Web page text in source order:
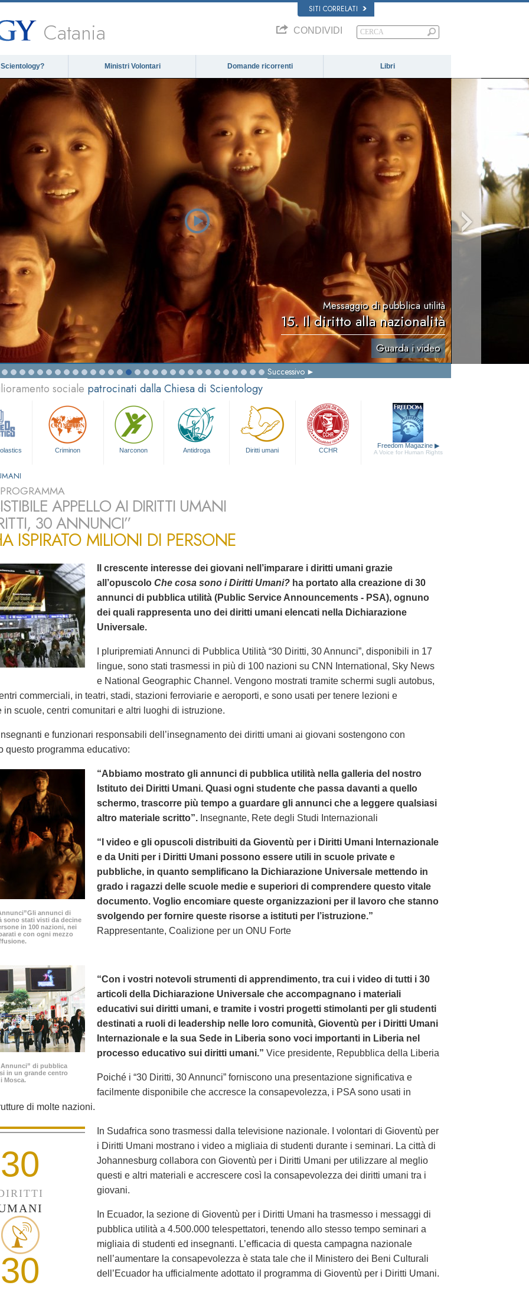
SITI CORRELATI
Catania CONDIVIDI
Scientology? Ministri Volontari Domande ricorrenti Libri
Messaggio di pubblica utilità
15. Il diritto alla nazionalità
Guarda i video
Successivo
sociale patrocinati dalla Chiesa di Scientology
Criminon Narconon Antidroga Diritti umani CCHR
Freedom Magazine ▶
A Voice for Human Rights
APPELLO AI DIRITTI UMANI
30 ANNUNCI”
ISPIRATO MILIONI DI PERSONE
Il crescente interesse dei giovani nell’imparare i diritti umani grazie
all’opuscolo Che cosa sono i Diritti Umani? ha portato alla creazione di 30
annunci di pubblica utilità (Public Service Announcements - PSA), ognuno
dei quali rappresenta uno dei diritti umani elencati nella Dichiarazione
Universale.
I pluripremiati Annunci di Pubblica Utilità “30 Diritti, 30 Annunci”, disponibili in 17
lingue, sono stati trasmessi in più di 100 nazioni su CNN International, Sky News
e National Geographic Channel. Vengono mostrati tramite schermi sugli autobus,
commerciali, in teatri, stadi, stazioni ferroviarie e aeroporti, e sono usati per tenere lezioni e
in scuole, centri comunitari e altri luoghi di istruzione.
e funzionari responsabili dell’insegnamento dei diritti umani ai giovani sostengono con
questo programma educativo:
annunci di
sono stati visti da decine
in 100 nazioni, nei
e con ogni mezzo
“Abbiamo mostrato gli annunci di pubblica utilità nella galleria del nostro
Istituto dei Diritti Umani. Quasi ogni studente che passa davanti a quello
schermo, trascorre più tempo a guardare gli annunci che a leggere qualsiasi
altro materiale scritto”. Insegnante, Rete degli Studi Internazionali
“I video e gli opuscoli distribuiti da Gioventù per i Diritti Umani Internazionale
e da Uniti per i Diritti Umani possono essere utili in scuole private e
pubbliche, in quanto semplificano la Dichiarazione Universale mettendo in
grado i ragazzi delle scuole medie e superiori di comprendere questo vitale
documento. Voglio encomiare queste organizzazioni per il lavoro che stanno
svolgendo per fornire queste risorse a istituti per l’istruzione.”
Rappresentante, Coalizione per un ONU Forte
Annunci” di pubblica
in un grande centro
Mosca.
“Con i vostri notevoli strumenti di apprendimento, tra cui i video di tutti i 30
articoli della Dichiarazione Universale che accompagnano i materiali
educativi sui diritti umani, e tramite i vostri progetti stimolanti per gli studenti
destinati a ruoli di leadership nelle loro comunità, Gioventù per i Diritti Umani
Internazionale e la sua Sede in Liberia sono voci importanti in Liberia nel
processo educativo sui diritti umani.” Vice presidente, Repubblica della Liberia
Poiché i “30 Diritti, 30 Annunci” forniscono una presentazione significativa e
facilmente disponibile che accresce la consapevolezza, i PSA sono usati in
di molte nazioni.
30
30
In Sudafrica sono trasmessi dalla televisione nazionale. I volontari di Gioventù per
i Diritti Umani mostrano i video a migliaia di studenti durante i seminari. La città di
Johannesburg collabora con Gioventù per i Diritti Umani per utilizzare al meglio
questi e altri materiali e accrescere così la consapevolezza dei diritti umani tra i
giovani.
In Ecuador, la sezione di Gioventù per i Diritti Umani ha trasmesso i messaggi di
pubblica utilità a 4.500.000 telespettatori, tenendo allo stesso tempo seminari a
migliaia di studenti ed insegnanti. L’efficacia di questa campagna nazionale
nell’aumentare la consapevolezza è stata tale che il Ministero dei Beni Culturali
dell’Ecuador ha ufficialmente adottato il programma di Gioventù per i Diritti Umani.